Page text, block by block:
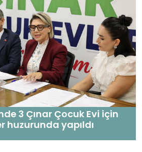
3 Çınar Çocuk Evi için
huzurunda yapıldı